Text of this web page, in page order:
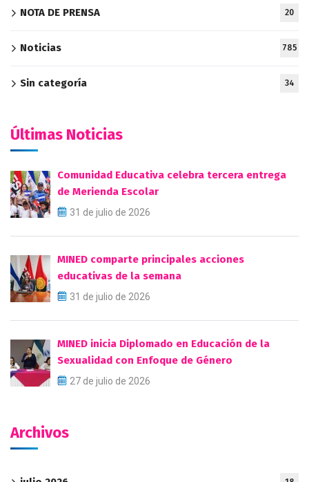
NOTA DE PRENSA 20
Noticias 785
Sin categoría 34
Últimas Noticias
Comunidad Educativa celebra tercera entrega
de Merienda Escolar
31 de julio de 2026
MINED comparte principales acciones
educativas de la semana
31 de julio de 2026
MINED inicia Diplomado en Educación de la
Sexualidad con Enfoque de Género
27 de julio de 2026
Archivos